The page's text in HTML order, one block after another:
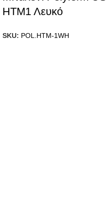
ΗΤΜ1 Λευκό
SKU: POL.HTM-1WH